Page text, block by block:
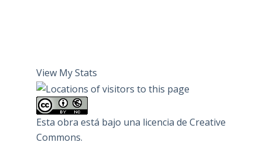
View My Stats
Esta obra está bajo una licencia de Creative
Commons.